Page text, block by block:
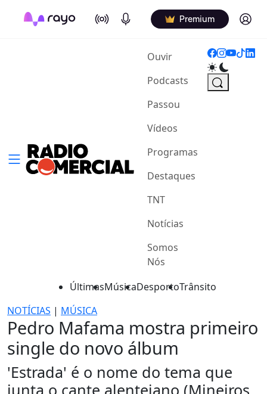
On Air Podcasts Premium Log in
Ouvir(current)
Podcasts
Passou
Vídeos
Programas
Destaques
TNT
Notícias
Somos
Nós
ÚltimasMúsicaDesportoTrânsito
NOTÍCIAS | MÚSICA
Pedro Mafama mostra primeiro
single do novo álbum
'Estrada' é o nome do tema que
junta o cante alentejano (Mineiros